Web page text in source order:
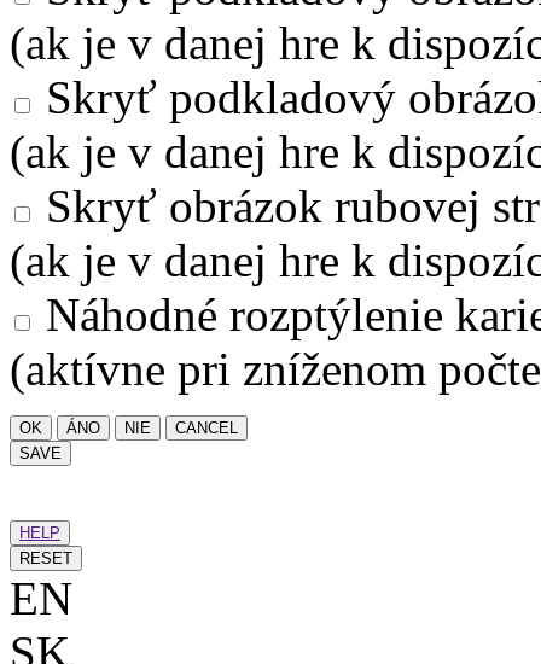
(ak je v danej hre k
Skryť podkladový
(ak je v danej hre k
Skryť obrázok rubovej
(ak je v danej hre k
Náhodné rozptýlenie
(aktívne pri zníženom
OK ÁNO NIE
CANCEL
SAVE
HELP
RESET
EN
SK